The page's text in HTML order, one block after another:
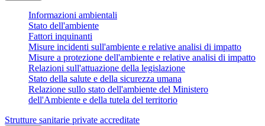
Informazioni ambientali
Stato dell'ambiente
Fattori inquinanti
Misure incidenti sull'ambiente e relative analisi di impatto
Misure a protezione dell'ambiente e relative analisi di impatto
Relazioni sull'attuazione della legislazione
Stato della salute e della sicurezza umana
Relazione sullo stato dell'ambiente del Ministero
dell'Ambiente e della tutela del territorio
Strutture sanitarie private accreditate